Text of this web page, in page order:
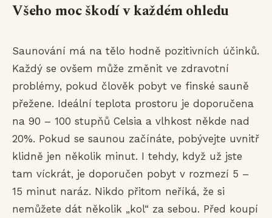
Všeho moc škodí v každém ohledu
Saunování má na tělo hodně pozitivních účinků.
Každý se ovšem může změnit ve zdravotní
problémy, pokud člověk pobyt ve finské sauně
přežene. Ideální teplota prostoru je doporučena
na 90 – 100 stupňů Celsia a vlhkost někde nad
20%. Pokud se saunou začínáte, pobývejte uvnitř
klidně jen několik minut. I tehdy, když už jste
tam víckrát, je doporučen pobyt v rozmezí 5 –
15 minut naráz. Nikdo přitom neříká, že si
nemůžete dát několik „kol“ za sebou. Před koupí